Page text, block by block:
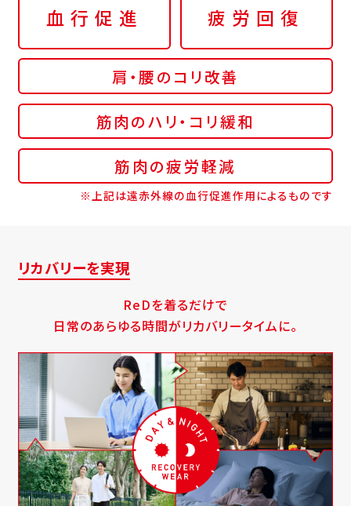
血行促進 疲労回復
肩・腰のコリ改善
筋肉のハリ・コリ緩和
筋肉の疲労軽減
※上記は遠赤外線の血行促進作用によるものです
リカバリーを実現
ReDを着るだけで
日常のあらゆる時間がリカバリータイムに。